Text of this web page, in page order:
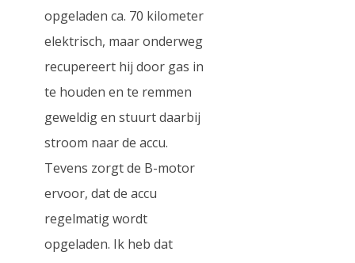
opgeladen ca. 70 kilometer
elektrisch, maar onderweg
recupereert hij door gas in
te houden en te remmen
geweldig en stuurt daarbij
stroom naar de accu.
Tevens zorgt de B-motor
ervoor, dat de accu
regelmatig wordt
opgeladen. Ik heb dat